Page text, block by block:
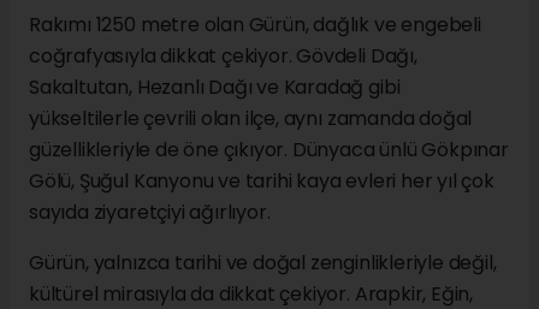
Rakımı 1250 metre olan Gürün, dağlık ve engebeli
coğrafyasıyla dikkat çekiyor. Gövdeli Dağı,
Sakaltutan, Hezanlı Dağı ve Karadağ gibi
yükseltilerle çevrili olan ilçe, aynı zamanda doğal
güzellikleriyle de öne çıkıyor. Dünyaca ünlü Gökpınar
Gölü, Şuğul Kanyonu ve tarihi kaya evleri her yıl çok
sayıda ziyaretçiyi ağırlıyor.
Gürün, yalnızca tarihi ve doğal zenginlikleriyle değil,
kültürel mirasıyla da dikkat çekiyor. Arapkir, Eğin,